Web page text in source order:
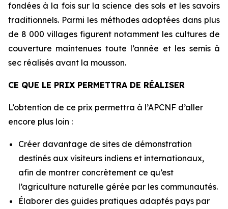
fondées à la fois sur la science des sols et les savoirs
traditionnels. Parmi les méthodes adoptées dans plus
de 8 000 villages figurent notamment les cultures de
couverture maintenues toute l’année et les semis à
sec réalisés avant la mousson.
CE QUE LE PRIX PERMETTRA DE RÉALISER
L’obtention de ce prix permettra à l’APCNF d’aller
encore plus loin :
Créer davantage de sites de démonstration
destinés aux visiteurs indiens et internationaux,
afin de montrer concrètement ce qu’est
l’agriculture naturelle gérée par les communautés.
Élaborer des guides pratiques adaptés pays par